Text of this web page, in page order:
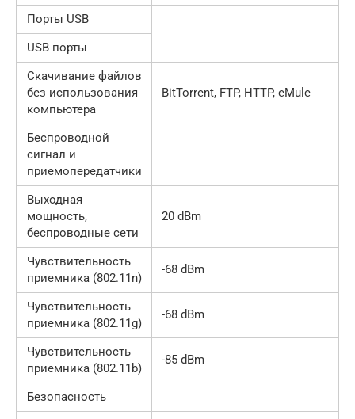
Порты USB
USB порты
Скачивание файлов
без использования
компьютера
BitTorrent, FTP, HTTP, eMule
Беспроводной
сигнал и
приемопередатчики
Выходная
мощность,
беспроводные сети
20 dBm
Чувствительность
приемника (802.11n)
-68 dBm
Чувствительность
приемника (802.11g)
-68 dBm
Чувствительность
приемника (802.11b)
-85 dBm
Безопасность